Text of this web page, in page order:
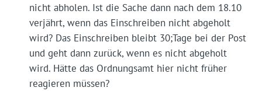
nicht abholen. Ist die Sache dann nach dem 18.10
verjährt, wenn das Einschreiben nicht abgeholt
wird? Das Einschreiben bleibt 30;Tage bei der Post
und geht dann zurück, wenn es nicht abgeholt
wird. Hätte das Ordnungsamt hier nicht früher
reagieren müssen?